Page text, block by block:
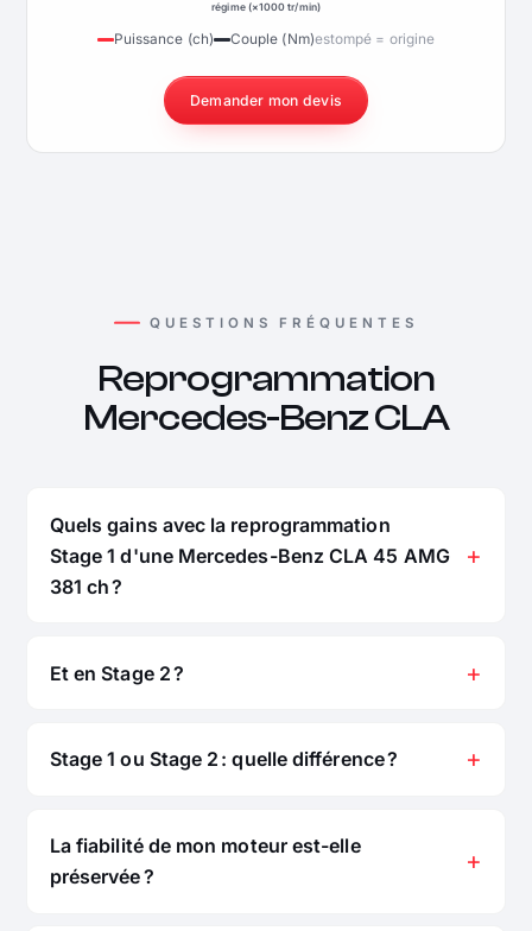
régime (×1000 tr/min)
Puissance (ch) Couple (Nm)estompé = origine
Demander mon devis
QUESTIONS FRÉQUENTES
Reprogrammation
Mercedes-Benz CLA
Quels gains avec la reprogrammation
Stage 1 d'une Mercedes-Benz CLA 45 AMG
381 ch ?
Et en Stage 2 ?
Stage 1 ou Stage 2 : quelle différence ?
La fiabilité de mon moteur est-elle
préservée ?